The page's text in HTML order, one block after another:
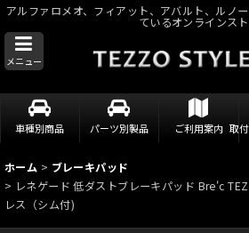
アルファロメオ、フィアット、アバルト、ルノ
ているオンラインス
メニュー
車種別商品 パーツ別製品 ご利用案内 取
ホーム > ブレーキパッド
> レネゲード 低ダストブレーキパッド Bre'c
レス（シム付)